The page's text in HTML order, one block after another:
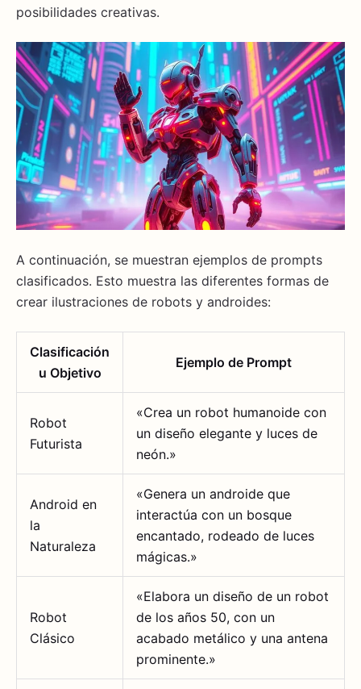
posibilidades creativas.
A continuación, se muestran ejemplos de prompts
clasificados. Esto muestra las diferentes formas de
crear ilustraciones de robots y androides:
Clasificación
u Objetivo
Ejemplo de Prompt
Robot
Futurista
«Crea un robot humanoide con
un diseño elegante y luces de
neón.»
Android en
la
Naturaleza
«Genera un androide que
interactúa con un bosque
encantado, rodeado de luces
mágicas.»
Robot
Clásico
«Elabora un diseño de un robot
de los años 50, con un
acabado metálico y una antena
prominente.»